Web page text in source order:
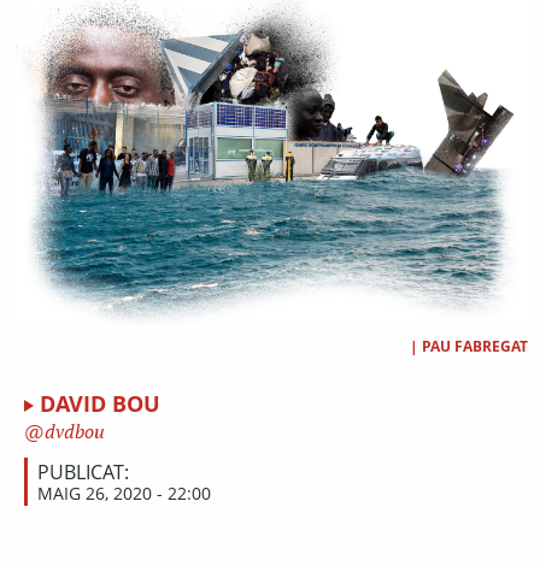
| PAU FABREGAT
DAVID BOU
dvdbou
PUBLICAT:
MAIG 26, 2020 - 22:00